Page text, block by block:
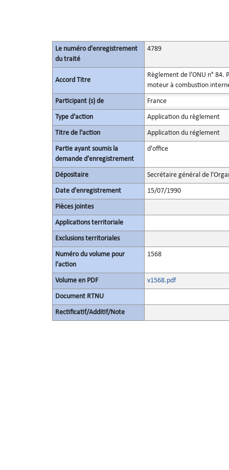
Le numéro d'enregistrement
du traité
4789
Accord Titre
Règlement de l’ONU n°
moteur à combustion
Participant (s) de France
Type d'action Application du règlement
Titre de l'action Application du réglement
Partie ayant soumis la
demande d’enregistrement
d'office
Dépositaire Secrétaire général de
Date d'enregistrement 15/07/1990
Pièces jointes
Applications territoriale
Exclusions territoriales
Numéro du volume pour
l'action
1568
Volume en PDF v1568.pdf
Document RTNU
Rectificatif/Additif/Note